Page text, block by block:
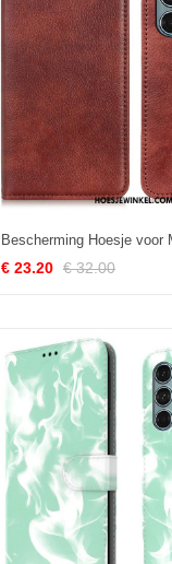
€ 23.20 € 32.00